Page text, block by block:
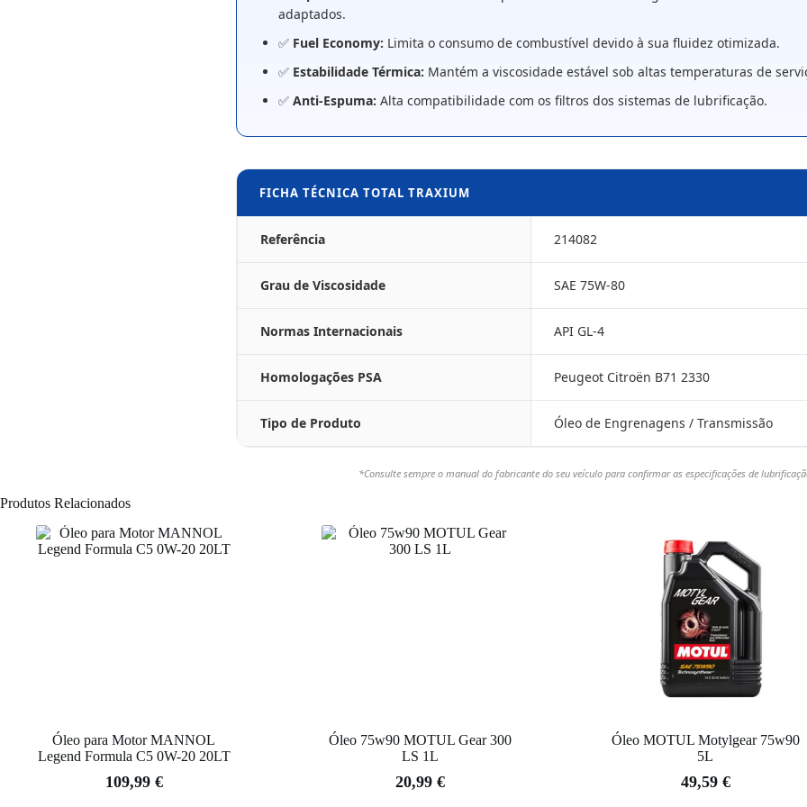
adaptados.
✅ Fuel Economy: Limita o consumo de combustível devido à sua fluidez otimizada.
✅ Estabilidade Térmica: Mantém a viscosidade estável sob altas temperaturas de
✅ Anti-Espuma: Alta compatibilidade com os filtros dos sistemas de lubrificação.
FICHA TÉCNICA TOTAL TRAXIUM
Referência 214082
Grau de Viscosidade SAE 75W-80
Normas Internacionais API GL-4
Homologações PSA Peugeot Citroën B71 2330
Tipo de Produto Óleo de Engrenagens / Transmissão
*Consulte sempre o manual do fabricante do seu veículo para confirmar as especificações de
Produtos Relacionados
Óleo para Motor MANNOL
Legend Formula C5 0W-20 20LT
109,99 €
Óleo 75w90 MOTUL Gear 300
LS 1L
20,99 €
Óleo MOTUL Motylgear 75w90
5L
49,59 €